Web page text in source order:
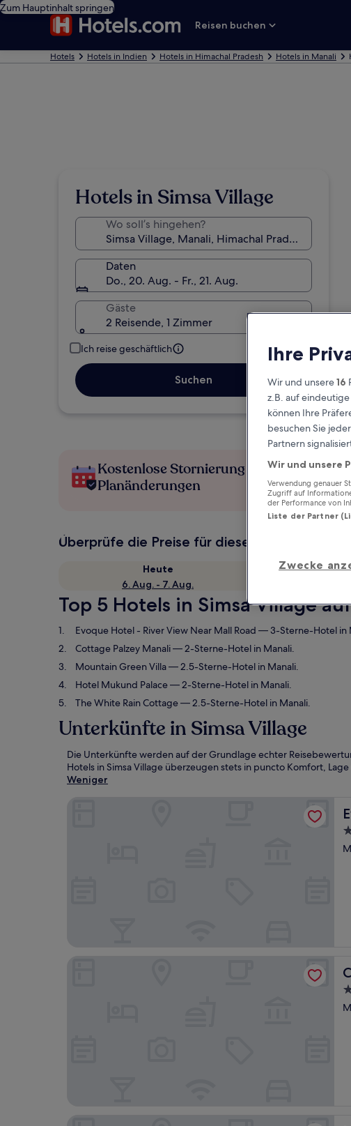
Zum Hauptinhalt springen
Reisen buchen
Hotels Hotels in Indien Hotels in Himachal Pradesh Hotels in Manali
Hotels in Simsa Village
Wo soll’s hingehen?
Daten
Do., 20. Aug. - Fr., 21. Aug.
Gäste
2 Reisende, 1 Zimmer
Ich reise geschäftlich
Suchen
Kostenlose Stornierung bei
Planänderungen
Überprüfe die Preise für diese Daten
Heute
6. Aug. - 7. Aug.
Top 5 Hotels in Simsa Village
Evoque Hotel - River View Near Mall Road — 3-Sterne-Hotel in
Cottage Palzey Manali— 2-Sterne-Hotel in Manali.
Mountain Green Villa— 2.5-Sterne-Hotel in Manali.
Hotel Mukund Palace— 2-Sterne-Hotel in Manali.
The White Rain Cottage— 2.5-Sterne-Hotel in Manali.
Unterkünfte in Simsa Village
Die Unterkünfte werden auf der Grundlage echter
Hotels in Simsa Village überzeugen stets in puncto Komfort,
Weniger
Ihre
Wir und unsere16
z.B. auf
können Ihre
besuchen Sie
Partnern
Wir und unsere
Verwendung genauer
Zugriff auf
der Performance von
Liste der Partner
Zwecke